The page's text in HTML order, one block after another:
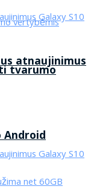
tvarumo
atnaujinimus
Android